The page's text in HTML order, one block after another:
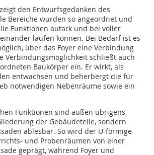
den Entwurfsgedanken des
Bereiche wurden so angeordnet und
Funktionen autark und bei voller
laufen können. Bei Bedarf ist es
über das Foyer eine Verbindung
Verbindungsmöglichkeit schließt auch
Baukör­per ein. Er wirkt, als
entwachsen und be­her­bergt die für
not­wen­di­gen Ne­ben­­räu­me sowie ein
Funktionen sind außen übrigens
der Gebäudeteile, sondern
ablesbar. So wird der U-förmige
und Probenräumen von einer
geprägt, während Foyer und